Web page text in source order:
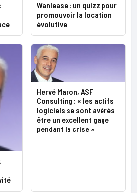
Wanlease : un quizz pour
promouvoir la location
évolutive
Hervé Maron, ASF
Consulting : « les actifs
logiciels se sont avérés
être un excellent gage
pendant la crise »